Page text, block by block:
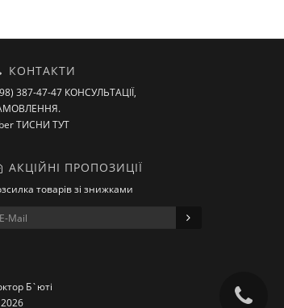
КОНТАКТИ
387-47-47 КОНСУЛЬТАЦІЇ,
ТИСНИ ТУТ
АКЦІЙНІ ПРОПОЗИЦІЇ
товарів зі знижками
Б`юті